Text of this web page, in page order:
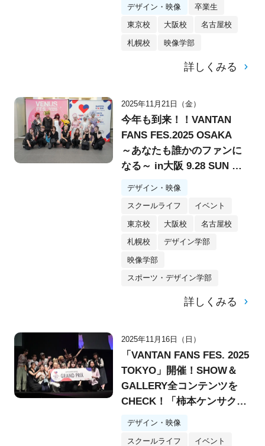
デザイン・映像 卒業生
東京校 大阪校 名古屋校
札幌校 映像学部
詳しくみる
2025年11月21日（金）
今年も到来！！VANTAN
FANS FES.2025 OSAKA
～あなたも誰かのファンに
なる～ in大阪 9.28 SUN @
堂島リバーフォーラム
デザイン・映像
スクールライフ イベント
東京校 大阪校 名古屋校
札幌校 デザイン学部
映像学部
スポーツ・デザイン学部
詳しくみる
2025年11月16日（日）
「VANTAN FANS FES. 2025
TOKYO」開催！SHOW＆
GALLERY全コンテンツを
CHECK！「柿本ケンサク
賞」で制作支援金100万円を
デザイン・映像
スクールライフ イベント